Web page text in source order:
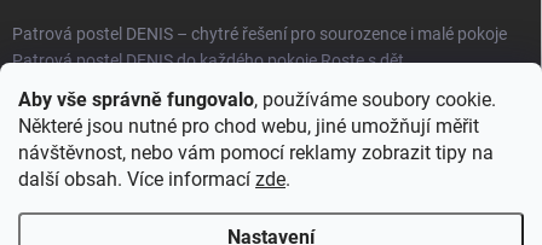
Aby vše správně fungovalo, používáme soubory cookie.
Některé jsou nutné pro chod webu, jiné umožňují měřit
návštěvnost, nebo vám pomocí reklamy zobrazit tipy na
další obsah. Více informací zde.
Nastavení
Patrová postel DENIS – chytré řešení pro sourozence i malé pokoje
Patrová postel DENIS do každého pokoje Roste s dět...
Rozkládací postele RELAX – ideální řešení pro malé prostory i
každodenní spaní
Rozkládací postel, která se přizpůsobí vašemu živo...